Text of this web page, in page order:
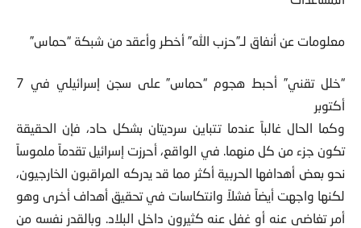
معلومات عن أنفاق لـ”حزب الله” أخطر وأعقد من شبكة “حماس”
“خلل تقني” أحبط هجوم “حماس” على سجن إسرائيلي في 7
أكتوبر
وكما الحال غالباً عندما تتباين سرديتان بشكل حاد، فإن الحقيقة
تكون جزء من كل منهما. في الواقع، أحرزت إسرائيل تقدماً ملموساً
نحو بعض أهدافها الحربية أكثر مما قد يدركه المراقبون الخارجيون،
لكنها واجهت أيضاً فشلاً وانتكاسات في تحقيق أهداف أخرى وهو
أمر تغاضى عنه أو غفل عنه كثيرون داخل البلاد. وبالقدر نفسه من